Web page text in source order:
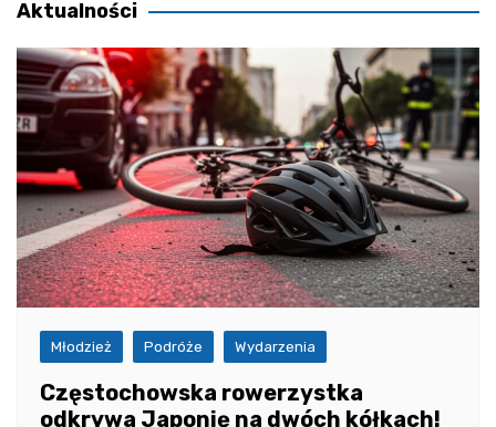
Aktualności
Młodzież Podróże Wydarzenia
Częstochowska rowerzystka
odkrywa Japonię na dwóch kółkach!